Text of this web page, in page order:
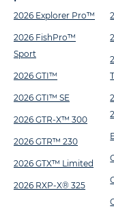
2026 Explorer Pro™
2026 FishPro™
Sport
2026 GTI™
2026 GTI™ SE
2026 GTR-X™ 300
2026 GTR™ 230
2026 GTX™ Limited
2026 RXP-X® 325